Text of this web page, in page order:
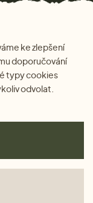
ke zlepšení
doporučování
typy cookies
odvolat.